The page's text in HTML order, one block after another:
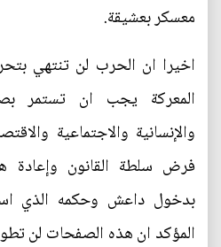
معسكر بعشيقة.
اخيرا ان الحرب لن تنتهي
المعركة يجب ان تستمر
والإنسانية والاجتماعية
فرض سلطة القانون وإعادة
بدخول داعش وحكمه الذي
المؤكد ان هذه الصفحات لن